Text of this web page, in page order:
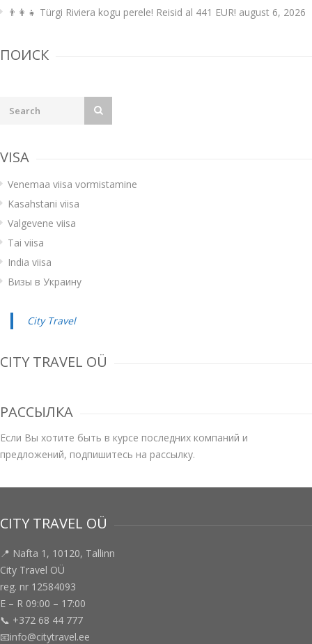
👨‍👩‍👧 Türgi Riviera kogu perele! Reisid al 441 EUR! august 6, 2026
ПОИСК
VISA
Venemaa viisa vormistamine
Kasahstani viisa
Valgevene viisa
Tai viisa
India viisa
Визы в Украину
City Travel
CITY TRAVEL OÜ
РАССЫЛКА
Если Вы хотите быть в курсе последних компаний и
предложений, подпишитесь на рассылку.
CITY TRAVEL OÜ
📍 Nafta 1, 10120, Tallinn
City Travel OÜ
reg. nr 12584093
E – R 09:00 – 17:00
📞 +372 68 44 777
📧info@citytravel.ee